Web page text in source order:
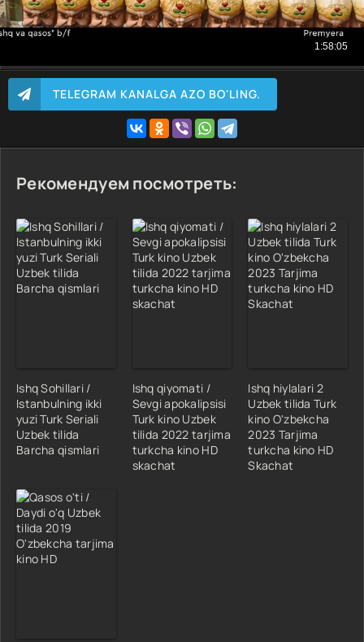
TELEGRAM KANALGA AZO BO'LING.
Рекомендуем посмотреть:
Ishq Sohillari /
Istanbulning ikki
yuzi Turk Seriali
Uzbek tilida
Barcha qismlari
Ishq qiyomati /
Sevgi apokalipsisi
Turk kino Uzbek
tilida 2022 tarjima
turkcha kino HD
skachat
Ishq hiylalari 2
Uzbek tilida Turk
kino O'zbekcha
2023 Tarjima
turkcha kino HD
Skachat